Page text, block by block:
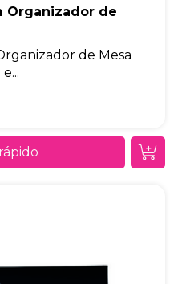
Organizador de
de Mesa